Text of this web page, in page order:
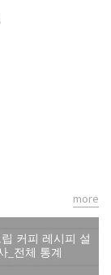
커피 레시피 설
_전체 통계
more